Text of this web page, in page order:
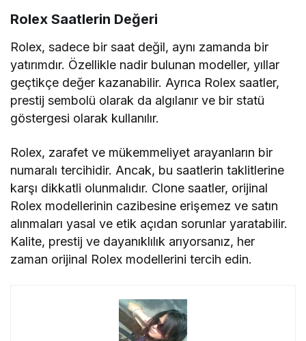
Rolex Saatlerin Değeri
Rolex, sadece bir saat değil, aynı zamanda bir
yatırımdır. Özellikle nadir bulunan modeller, yıllar
geçtikçe değer kazanabilir. Ayrıca Rolex saatler,
prestij sembolü olarak da algılanır ve bir statü
göstergesi olarak kullanılır.
Rolex, zarafet ve mükemmeliyet arayanların bir
numaralı tercihidir. Ancak, bu saatlerin taklitlerine
karşı dikkatli olunmalıdır. Clone saatler, orijinal
Rolex modellerinin cazibesine erişemez ve satın
alınmaları yasal ve etik açıdan sorunlar yaratabilir.
Kalite, prestij ve dayanıklılık arıyorsanız, her
zaman orijinal Rolex modellerini tercih edin.